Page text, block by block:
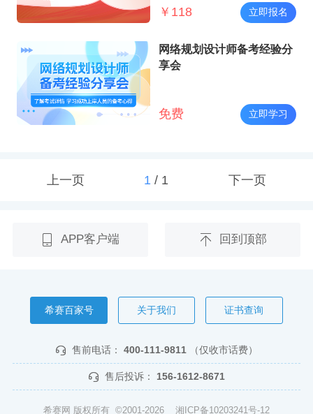
￥ 118 立即报名
网络规划设计师备考经验分
享会
免费 立即学习
上一页 1/ 1 下一页
APP客户端 回到顶部
希赛百家号 关于我们 证书查询
售前电话： 400-111-9811 （仅收市话费）
售后投诉： 156-1612-8671
希赛网 版权所有 ©2001-2026 湘ICP备10203241号-12